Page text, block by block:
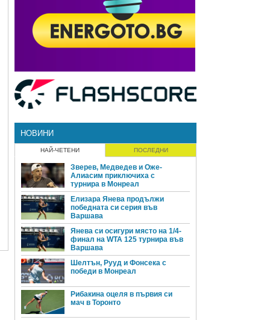
НОВИНИ
НАЙ-ЧЕТЕНИ ПОСЛЕДНИ
Зверев, Медведев и Оже-
Алиасим приключиха с
турнира в Монреал
Елизара Янева продължи
победната си серия във
Варшава
Янева си осигури място на 1/4-
финал на WTA 125 турнира във
Варшава
Шелтън, Рууд и Фонсека с
победи в Монреал
Рибакина оцеля в първия си
мач в Торонто